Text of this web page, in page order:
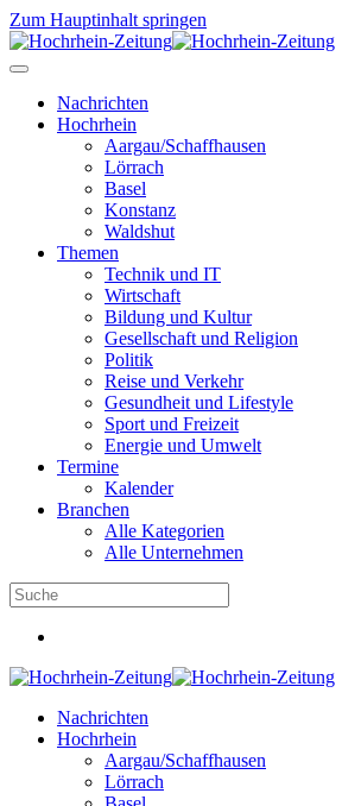
Zum Hauptinhalt springen
Nachrichten
Hochrhein
Aargau/Schaffhausen
Lörrach
Basel
Konstanz
Waldshut
Themen
Technik und IT
Wirtschaft
Bildung und Kultur
Gesellschaft und Religion
Politik
Reise und Verkehr
Gesundheit und Lifestyle
Sport und Freizeit
Energie und Umwelt
Termine
Kalender
Branchen
Alle Kategorien
Alle Unternehmen
Nachrichten
Hochrhein
Aargau/Schaffhausen
Lörrach